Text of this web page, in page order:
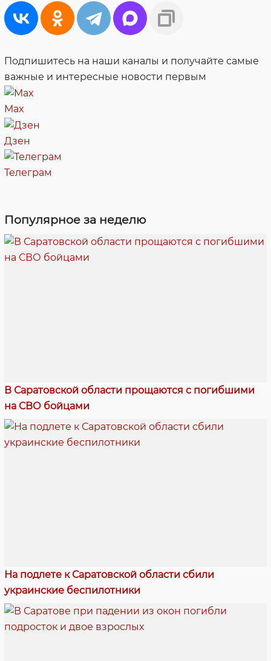
Подпишитесь на наши каналы и получайте самые
важные и интересные новости первым
Max
Дзен
Телеграм
Популярное за неделю
В Саратовской области прощаются с погибшими
на СВО бойцами
На подлете к Саратовской области сбили
украинские беспилотники